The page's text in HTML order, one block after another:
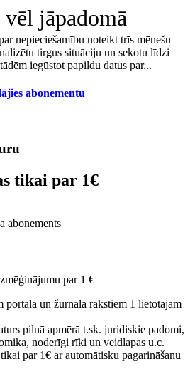
jāpadomā
nepieciešamību noteikt trīs mēnešu
tirgus situāciju un sekotu līdzi
iegūstot papildu datus par...
abonementu
tikai par 1€
abonements
par 1 €
portāla un žurnāla rakstiem 1 lietotājam
pilnā apmērā t.sk. juridiskie padomi,
noderīgi rīki un veidlapas u.c.
par 1€ ar automātisku pagarināšanu